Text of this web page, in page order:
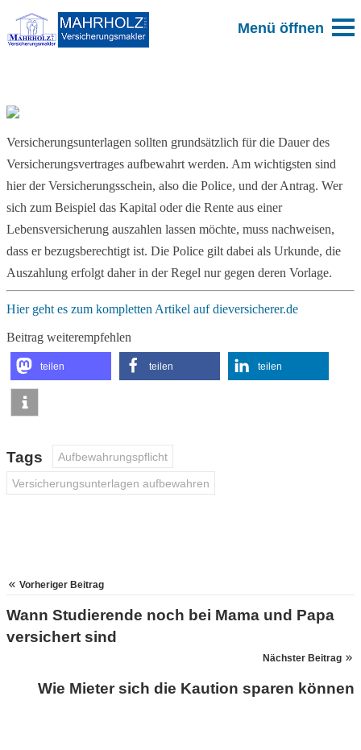
Zum Blog
Versicherungsunterlagen sollten grundsätzlich für die Dauer des
Versicherungsvertrages aufbewahrt werden. Am wichtigsten sind
hier der Versicherungsschein, also die Police, und der Antrag. Wer
sich zum Beispiel das Kapital oder die Rente aus einer
Lebensversicherung auszahlen lassen möchte, muss nachweisen,
dass er bezugsberechtigt ist. Die Police gilt dabei als Urkunde, die
Auszahlung erfolgt daher in der Regel nur gegen deren Vorlage.
Hier geht es zum kompletten Artikel auf dieversicherer.de
Beitrag weiterempfehlen
teilen teilen teilen
Tags Aufbewahrungspflicht
Versicherungsunterlagen aufbewahren
Vorheriger Beitrag
Wann Studierende noch bei Mama und Papa
versichert sind
Nächster Beitrag
Wie Mieter sich die Kaution sparen können